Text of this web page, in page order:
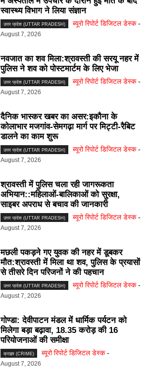
स्वास्थ्य विभाग ने लिया संज्ञान
उत्तर प्रदेश (UTTAR PRADESH) ब्यूरो रिपोर्ट डिजिटल डेस्क -
August 7, 2026
नवजात का शव मिला:श्रावस्ती की सरयू नहर में
पुलिस ने शव को पोस्टमार्टम के लिए भेजा
उत्तर प्रदेश (UTTAR PRADESH) ब्यूरो रिपोर्ट डिजिटल डेस्क -
August 7, 2026
दैनिक भास्कर खबर का असर:इकौना के
कोलाभार मजगांव-सेमगढ़ा मार्ग पर मिट्टी-रैबिट
डालने का काम शुरू
उत्तर प्रदेश (UTTAR PRADESH) ब्यूरो रिपोर्ट डिजिटल डेस्क -
August 7, 2026
श्रावस्ती में पुलिस चला रही जागरूकता
अभियान::महिलाओं-बालिकाओं को सुरक्षा,
साइबर अपराध से बचाव की जानकारी
उत्तर प्रदेश (UTTAR PRADESH) ब्यूरो रिपोर्ट डिजिटल डेस्क -
August 7, 2026
मछली पकड़ने गए युवक की नहर में डूबकर
मौत:श्रावस्ती में मिला था शव, पुलिस के प्रयासों
से तीसरे दिन परिजनों ने की पहचान
उत्तर प्रदेश (UTTAR PRADESH) ब्यूरो रिपोर्ट डिजिटल डेस्क -
August 7, 2026
गोण्डा: देवीपाटन मंडल में धार्मिक पर्यटन को
मिलेगा बड़ा बढ़ावा, 18.35 करोड़ की 16
परियोजनाओं की समीक्षा
क्राइम (CRIME) ब्यूरो रिपोर्ट डिजिटल डेस्क -
August 7, 2026